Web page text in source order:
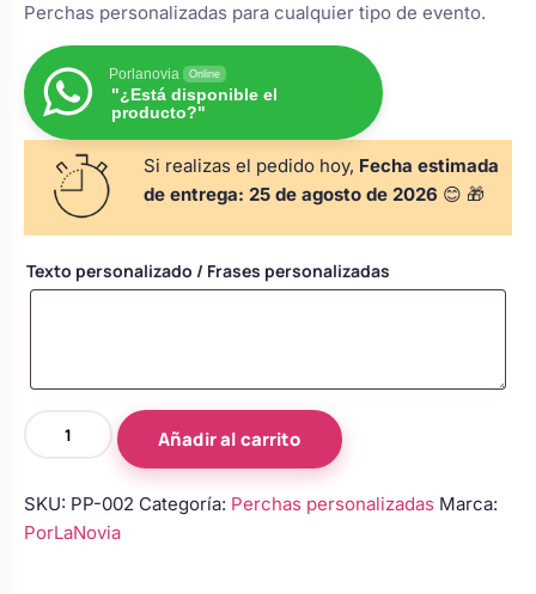
alianzas
porta alianzas
de boda
y pala tarta
damas de honor
Perchas de comunión
personalizadas
Rasca y Gana para Comunión:
Sorpresas y Diversión
Detalles de comunión para invitados
Ver todo
Bolsos personalizados
Neceseres personalizados
Otros regalos
Perchas personalizadas para cualquier tipo de evento.
Porlanovia Online
"¿Está disponible el
producto?"
Si realizas el pedido hoy, Fecha estimada
de entrega: 25 de agosto de 2026 😊 🎁
Texto personalizado / Frases personalizadas
personalizadas
blanca
con
Añadir al carrito
SKU: PP-002 Categoría: Perchas personalizadas Marca:
PorLaNovia